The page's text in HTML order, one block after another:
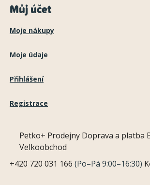
Můj účet
Moje nákupy
Moje údaje
Přihlášení
Registrace
Petko+ Prodejny Doprava a platba
Velkoobchod
+420 720 031 166 (Po–Pá 9:00–16:30)